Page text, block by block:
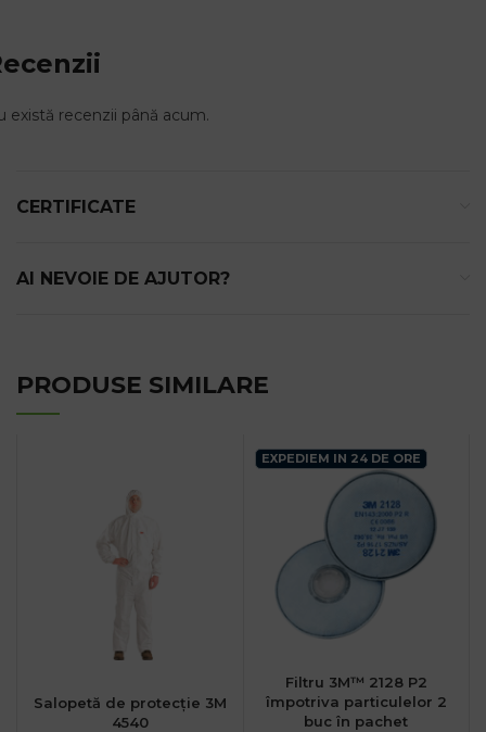
există recenzii până acum.
CERTIFICATE
AI NEVOIE DE AJUTOR?
PRODUSE SIMILARE
Salopetă de protecție 3M
4540
EXPEDIEM IN 24 DE ORE
Filtru 3M™ 2128 P2
împotriva particulelor 2
buc în pachet